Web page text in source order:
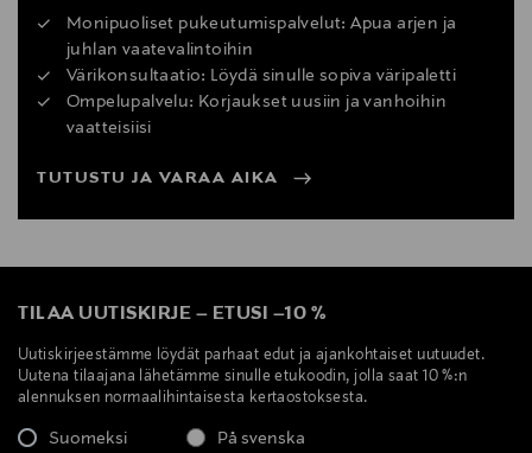
Monipuoliset pukeutumispalvelut: Apua arjen ja
juhlan vaatevalintoihin
Värikonsultaatio: Löydä sinulle sopiva väripaletti
Ompelupalvelu: Korjaukset uusiin ja vanhoihin
vaatteisiisi
TUTUSTU JA VARAA AIKA
TILAA UUTISKIRJE – ETUSI –10 %
Uutiskirjeestämme löydät parhaat edut ja ajankohtaiset uutuudet.
Uutena tilaajana lähetämme sinulle etukoodin, jolla saat 10 %:n
alennuksen normaalihintaisesta kertaostoksesta.
Suomeksi På svenska